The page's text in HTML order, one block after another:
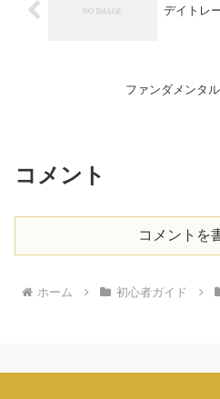
デイトレ
ファンダメンタ
コメント
コメントを
ホーム 初心者ガイド